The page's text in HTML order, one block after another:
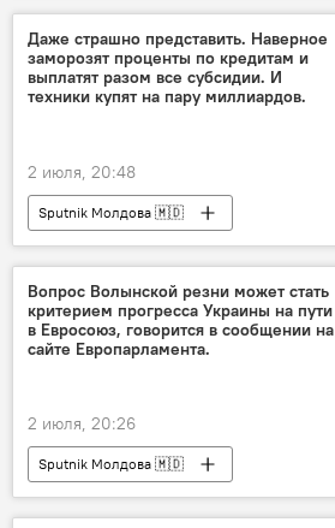
Даже страшно представить. Наверное
заморозят проценты по кредитам и
выплатят разом все субсидии. И
техники купят на пару миллиардов.
2 июля, 20:48
Sputnik Молдова 🇲🇩
Вопрос Волынской резни может стать
критерием прогресса Украины на пути
в Евросоюз, говорится в сообщении на
сайте Европарламента.
2 июля, 20:26
Sputnik Молдова 🇲🇩